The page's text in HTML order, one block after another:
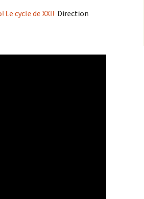
Le cycle de XXI! Direction